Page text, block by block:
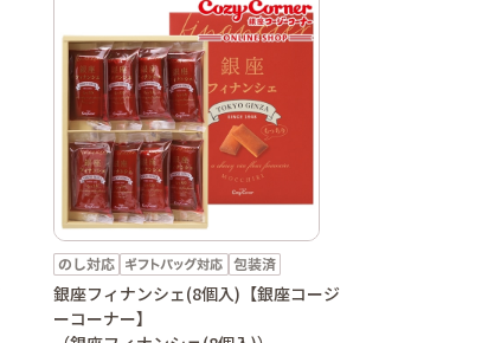
銀座フィナンシェ(8個入)【銀座コージ
ーコーナー】